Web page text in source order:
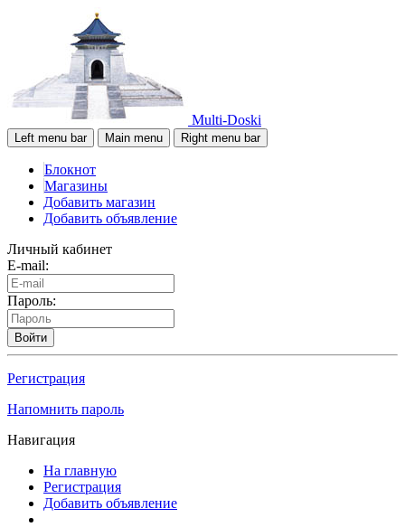
Multi-Doski
Left menu bar Main menu Right menu bar
Блокнот
Магазины
Добавить магазин
Добавить объявление
Личный кабинет
E-mail:
Пароль:
Войти
Регистрация
Напомнить пароль
Навигация
На главную
Регистрация
Добавить объявление